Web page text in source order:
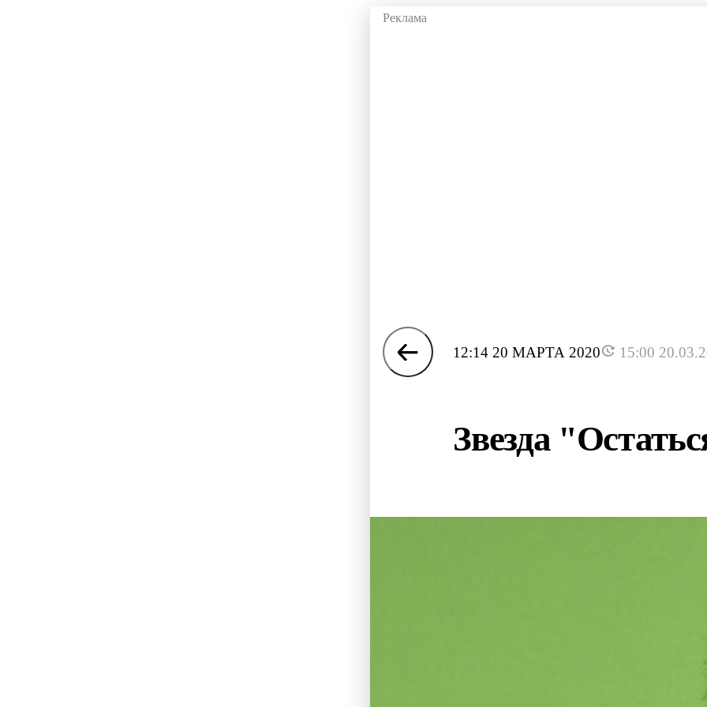
12:14 20 МАРТА 2020 15:00
Звезда